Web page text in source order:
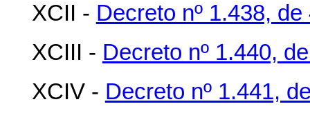
XCII - Decreto nº 1.438,
XCIII - Decreto nº 1.440,
XCIV - Decreto nº 1.441,